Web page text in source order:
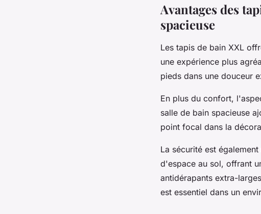
Avantages des
spacieuse
Les tapis de bain XXL
une expérience plus
pieds dans une douceur
En plus du confort,
salle de bain spacieuse
point focal dans la
La sécurité est
d'espace au sol, offrant
antidérapants extra-
est essentiel dans un